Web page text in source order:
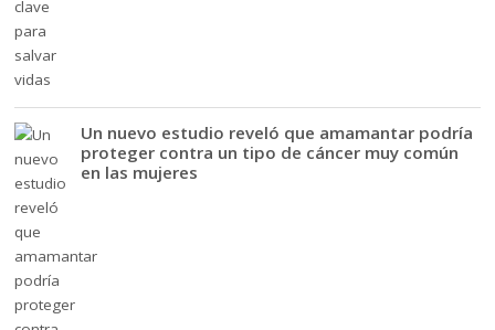
Un nuevo estudio reveló que amamantar podría
proteger contra un tipo de cáncer muy común
en las mujeres